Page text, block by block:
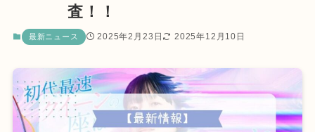
査！！
最新ニュース 2025年2月23日 2025年12月10日